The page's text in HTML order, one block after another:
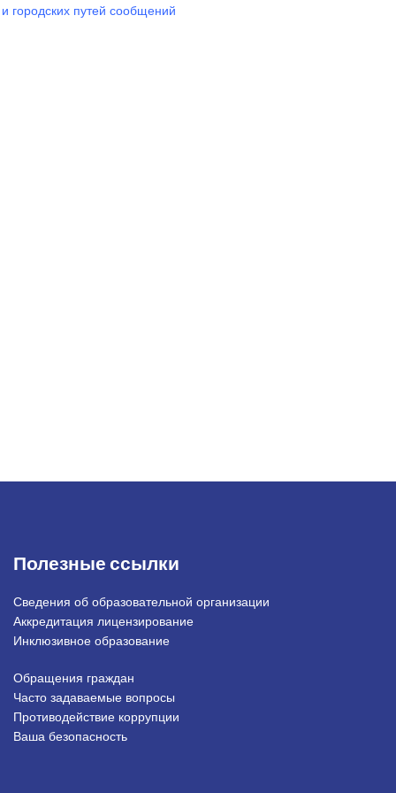
городских путей сообщений
Полезные ссылки
Сведения об образовательной организации
Аккредитация лицензирование
Инклюзивное образование
Подвал_право
Обращения граждан
Часто задаваемые вопросы
Противодействие коррупции
Ваша безопасность